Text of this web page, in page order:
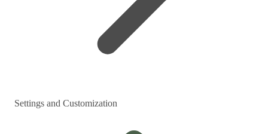
Settings and Customization